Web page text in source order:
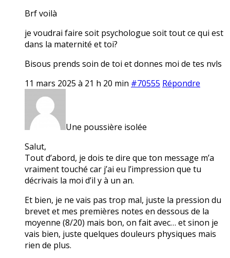
Brf voilà
je voudrai faire soit psychologue soit tout ce qui est
dans la maternité et toi?
Bisous prends soin de toi et donnes moi de tes nvls
11 mars 2025 à 21 h 20 min #70555 Répondre
Une poussière isolée
Salut,
Tout d’abord, je dois te dire que ton message m’a
vraiment touché car j’ai eu l’impression que tu
décrivais la moi d’il y à un an.
Et bien, je ne vais pas trop mal, juste la pression du
brevet et mes premières notes en dessous de la
moyenne (8/20) mais bon, on fait avec… et sinon je
vais bien, juste quelques douleurs physiques mais
rien de plus.